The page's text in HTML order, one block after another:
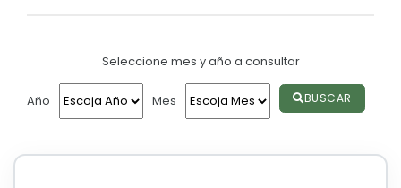
Convocatorias
GESTIÓN ADMINISTRATIVA
Seleccione mes y año a consultar
Año Mes BUSCAR